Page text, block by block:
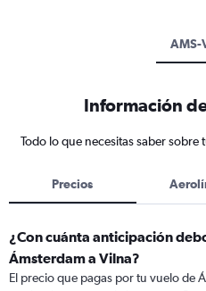
AMS-
Información
Todo lo que necesitas saber sobre
Precios
¿Con cuánta anticipación
Ámsterdam a Vilna?
El precio que pagas por tu vuelo de